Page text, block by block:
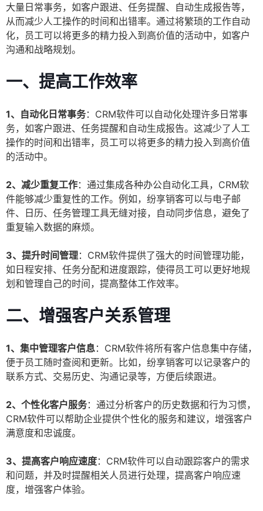
大量日常事务，如客户跟进、任务提醒、自动生成报告等，
从而减少人工操作的时间和出错率。通过将繁琐的工作自动
化，员工可以将更多的精力投入到高价值的活动中，如客户
沟通和战略规划。
一、提高工作效率
1、自动化日常事务：CRM软件可以自动化处理许多日常事
务，如客户跟进、任务提醒和自动生成报告。这减少了人工
操作的时间和出错率，员工可以将更多的精力投入到高价值
的活动中。
2、减少重复工作：通过集成各种办公自动化工具，CRM软
件能够减少重复性的工作。例如，纷享销客可以与电子邮
件、日历、任务管理工具无缝对接，自动同步信息，避免了
重复输入数据的麻烦。
3、提升时间管理：CRM软件提供了强大的时间管理功能，
如日程安排、任务分配和进度跟踪，使得员工可以更好地规
划和管理自己的时间，提高整体工作效率。
二、增强客户关系管理
1、集中管理客户信息：CRM软件将所有客户信息集中存储，
便于员工随时查阅和更新。比如，纷享销客可以记录客户的
联系方式、交易历史、沟通记录等，方便后续跟进。
2、个性化客户服务：通过分析客户的历史数据和行为习惯，
CRM软件可以帮助企业提供个性化的服务和建议，增强客户
满意度和忠诚度。
3、提高客户响应速度：CRM软件可以自动跟踪客户的需求
和问题，并及时提醒相关人员进行处理，提高客户响应速
度，增强客户体验。